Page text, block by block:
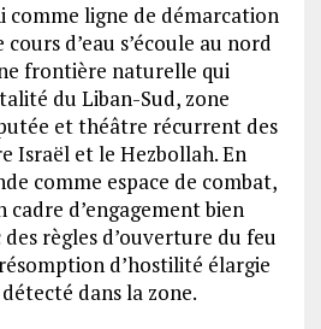
comme ligne de démarcation
cours d’eau s’écoule au nord
frontière naturelle qui
du Liban-Sud, zone
et théâtre récurrent des
Israël et le Hezbollah. En
comme espace de combat,
cadre d’engagement bien
règles d’ouverture du feu
d’hostilité élargie
dans la zone.